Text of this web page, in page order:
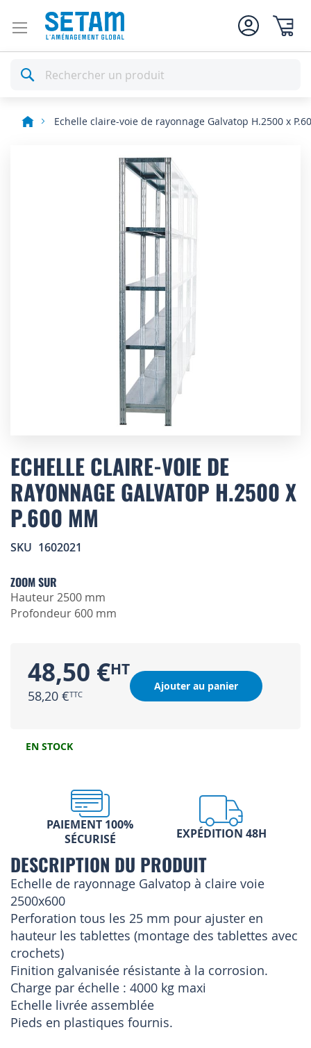
Rechercher
Echelle claire-voie de rayonnage Galvatop H.2500 x
to
the
beginning
of
the
images
ECHELLE CLAIRE-VOIE DE
RAYONNAGE GALVATOP H.2500 X
P.600 MM
SKU 1602021
ZOOM SUR
Hauteur 2500 mm
Profondeur 600 mm
48,50 €
58,20 €
Ajouter au panier
EN STOCK
PAIEMENT 100%
SÉCURISÉ
EXPÉDITION 48H
DESCRIPTION DU PRODUIT
Echelle de rayonnage Galvatop à claire voie
2500x600
Perforation tous les 25 mm pour ajuster en
hauteur les tablettes (montage des tablettes avec
crochets)
Finition galvanisée résistante à la corrosion.
Charge par échelle : 4000 kg maxi
Echelle livrée assemblée
Pieds en plastiques fournis.